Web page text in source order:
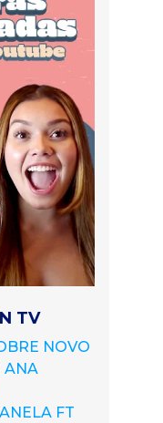
TV
NOVO
ANA
FT